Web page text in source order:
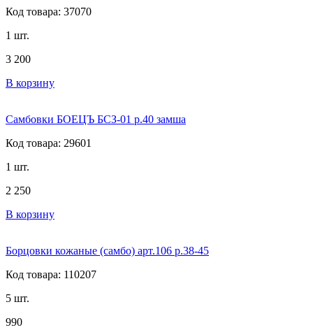
Код товара: 37070
1 шт.
3 200
В корзину
Самбовки БОЕЦЪ БСЗ-01 р.40 замша
Код товара: 29601
1 шт.
2 250
В корзину
Борцовки кожаные (самбо) арт.106 р.38-45
Код товара: 110207
5 шт.
990